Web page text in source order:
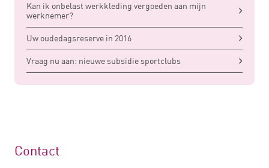
Kan ik onbelast werkkleding vergoeden aan mijn
werknemer?
Uw oudedagsreserve in 2016
Vraag nu aan: nieuwe subsidie sportclubs
Contact